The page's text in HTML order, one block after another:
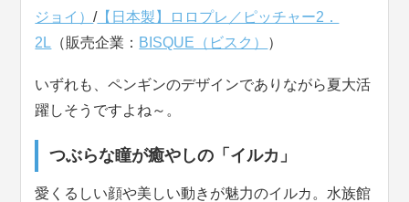
ジョイ）/【日本製】ロロプレ／ピッチャー2．
2L （販売企業： BISQUE（ビスク） ）
いずれも、ペンギンのデザインでありながら夏大活
躍しそうですよね～。
つぶらな瞳が癒やしの「イルカ」
愛くるしい顔や美しい動きが魅力のイルカ。水族館